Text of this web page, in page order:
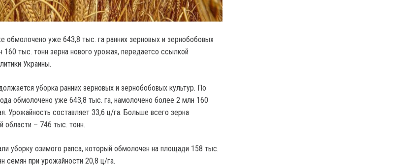
обмолочено уже 643,8 тыс. га ранних зерновых и зернобобовых
тыс. тонн зерна нового урожая, передаетсо ссылкой
Украины.
уборка ранних зерновых и зернобобовых культур. По
обмолочено уже 643,8 тыс. га, намолочено более 2 млн 160
Урожайность составляет 33,6 ц/га. Больше всего зерна
области – 746 тыс. тонн.
уборку озимого рапса, который обмолочен на площади 158 тыс.
семян при урожайности 20,8 ц/га.